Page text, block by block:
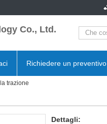
Co., Ltd.
Richiedere un preventivo
trazione
Dettagli: